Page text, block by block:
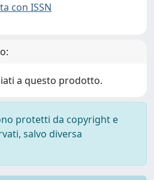
con ISSN
a questo prodotto.
protetti da copyright e
salvo diversa